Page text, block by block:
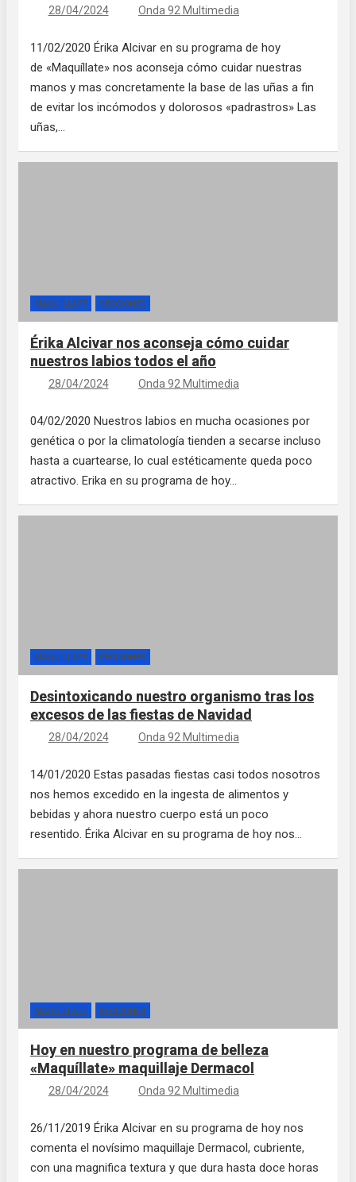
28/04/2024 Onda 92 Multimedia
11/02/2020 Érika Alcivar en su programa de hoy
de «Maquíllate» nos aconseja cómo cuidar nuestras
manos y mas concretamente la base de las uñas a fin
de evitar los incómodos y dolorosos «padrastros» Las
uñas,…
MAQUÍLLATE SECCIONES
Érika Alcivar nos aconseja cómo cuidar
nuestros labios todos el año
28/04/2024 Onda 92 Multimedia
04/02/2020 Nuestros labios en mucha ocasiones por
genética o por la climatología tienden a secarse incluso
hasta a cuartearse, lo cual estéticamente queda poco
atractivo. Erika en su programa de hoy…
MAQUÍLLATE SECCIONES
Desintoxicando nuestro organismo tras los
excesos de las fiestas de Navidad
28/04/2024 Onda 92 Multimedia
14/01/2020 Estas pasadas fiestas casi todos nosotros
nos hemos excedido en la ingesta de alimentos y
bebidas y ahora nuestro cuerpo está un poco
resentido. Érika Alcivar en su programa de hoy nos…
MAQUÍLLATE SECCIONES
Hoy en nuestro programa de belleza
«Maquíllate» maquillaje Dermacol
28/04/2024 Onda 92 Multimedia
26/11/2019 Érika Alcivar en su programa de hoy nos
comenta el novísimo maquillaje Dermacol, cubriente,
con una magnifica textura y que dura hasta doce horas